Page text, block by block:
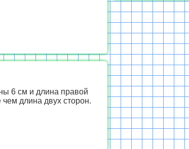
6 см и длина правой
длина двух сторон.